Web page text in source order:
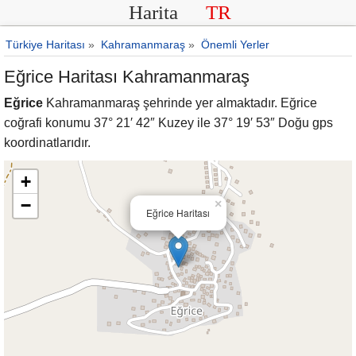
Harita TR
Türkiye Haritası » Kahramanmaraş » Önemli Yerler
Eğrice Haritası Kahramanmaraş
Eğrice Kahramanmaraş şehrinde yer almaktadır. Eğrice
coğrafi konumu 37° 21′ 42″ Kuzey ile 37° 19′ 53″ Doğu gps
koordinatlarıdır.
Eğrice Haritası
×
+
−